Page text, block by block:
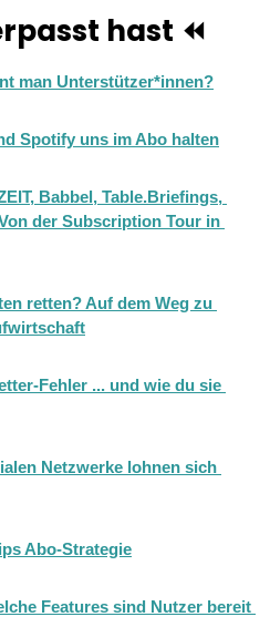
hast ⏪
man Unterstützer*innen?
Spotify uns im Abo halten
Babbel, Table.Briefings,
der Subscription Tour in
retten? Auf dem Weg zu
Fehler ... und wie du sie
Netzwerke lohnen sich
Abo-Strategie
Features sind Nutzer bereit